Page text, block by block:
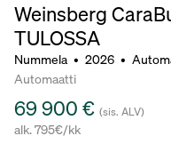
Weinsberg
TULOSSA
Nummela • 2026 •
Automaatti
69 900 € (sis. ALV)
alk. 795€/kk